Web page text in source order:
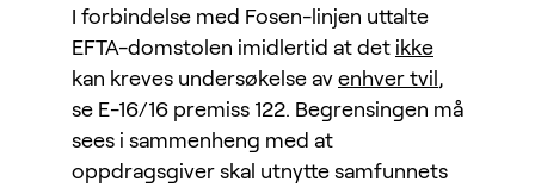
I forbindelse med Fosen-linjen uttalte
EFTA-domstolen imidlertid at det ikke
kan kreves undersøkelse av enhver tvil,
se E-16/16 premiss 122. Begrensingen må
sees i sammenheng med at
oppdragsgiver skal utnytte samfunnets